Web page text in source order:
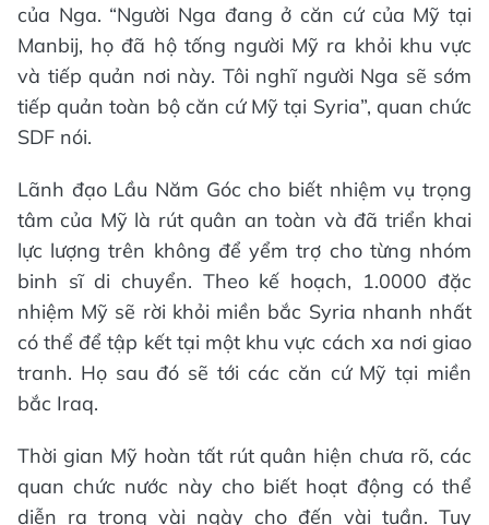
của Nga. “Người Nga đang ở căn cứ của Mỹ tại
Manbij, họ đã hộ tống người Mỹ ra khỏi khu vực
và tiếp quản nơi này. Tôi nghĩ người Nga sẽ sớm
tiếp quản toàn bộ căn cứ Mỹ tại Syria”, quan chức
SDF nói.
Lãnh đạo Lầu Năm Góc cho biết nhiệm vụ trọng
tâm của Mỹ là rút quân an toàn và đã triển khai
lực lượng trên không để yểm trợ cho từng nhóm
binh sĩ di chuyển. Theo kế hoạch, 1.0000 đặc
nhiệm Mỹ sẽ rời khỏi miền bắc Syria nhanh nhất
có thể để tập kết tại một khu vực cách xa nơi giao
tranh. Họ sau đó sẽ tới các căn cứ Mỹ tại miền
bắc Iraq.
Thời gian Mỹ hoàn tất rút quân hiện chưa rõ, các
quan chức nước này cho biết hoạt động có thể
diễn ra trong vài ngày cho đến vài tuần. Tuy